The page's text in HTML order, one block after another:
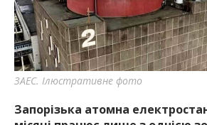
найважливішу
міста
ЗАЕС. Ілюстративне фото
Запорізька атомна